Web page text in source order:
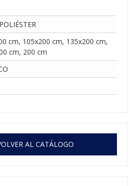
cm, 105x200 cm, 135x200 cm,
cm, 200 cm
AL CATÁLOGO